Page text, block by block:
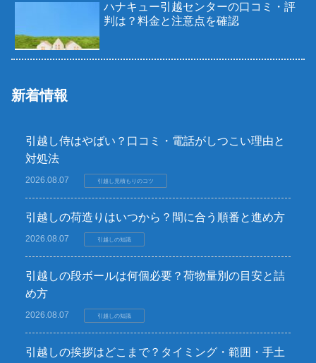
ハナキュー引越センターの口コミ・評
判は？料金と注意点を確認
新着情報
引越し侍はやばい？口コミ・電話がしつこい理由と
対処法
2026.08.07 引越し見積もりのコツ
引越しの荷造りはいつから？間に合う順番と進め方
2026.08.07 引越しの知識
引越しの段ボールは何個必要？荷物量別の目安と詰
め方
2026.08.07 引越しの知識
引越しの挨拶はどこまで？タイミング・範囲・手土